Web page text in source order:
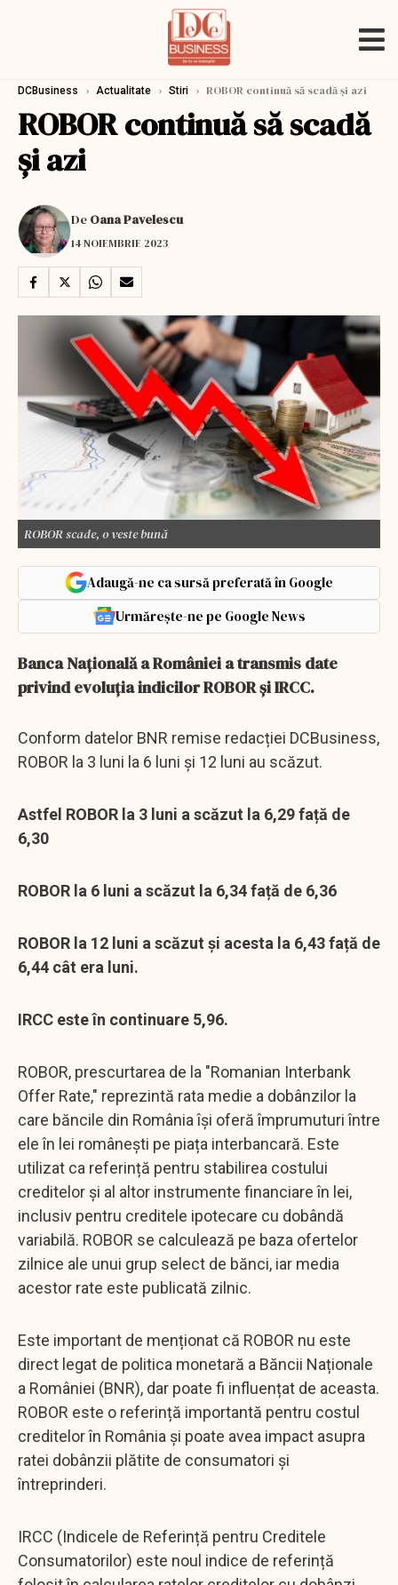
DCBusiness › Actualitate › Stiri › ROBOR continuă să scadă și azi
ROBOR continuă să scadă
și azi
De Oana Pavelescu
14 NOIEMBRIE 2023
ROBOR scade, o veste bună
Adaugă-ne ca sursă preferată în Google
Urmărește-ne pe Google News
Banca Națională a României a transmis date
privind evoluția indicilor ROBOR și IRCC.
Conform datelor BNR remise redacției DCBusiness,
ROBOR la 3 luni la 6 luni și 12 luni au scăzut.
Astfel ROBOR la 3 luni a scăzut la 6,29 față de
6,30
ROBOR la 6 luni a scăzut la 6,34 față de 6,36
ROBOR la 12 luni a scăzut și acesta la 6,43 față de
6,44 cât era luni.
IRCC este în continuare 5,96.
ROBOR, prescurtarea de la "Romanian Interbank
Offer Rate," reprezintă rata medie a dobânzilor la
care băncile din România își oferă împrumuturi între
ele în lei românești pe piața interbancară. Este
utilizat ca referință pentru stabilirea costului
creditelor și al altor instrumente financiare în lei,
inclusiv pentru creditele ipotecare cu dobândă
variabilă. ROBOR se calculează pe baza ofertelor
zilnice ale unui grup select de bănci, iar media
acestor rate este publicată zilnic.
Este important de menționat că ROBOR nu este
direct legat de politica monetară a Băncii Naționale
a României (BNR), dar poate fi influențat de aceasta.
ROBOR este o referință importantă pentru costul
creditelor în România și poate avea impact asupra
ratei dobânzii plătite de consumatori și
întreprinderi.
IRCC (Indicele de Referință pentru Creditele
Consumatorilor) este noul indice de referință